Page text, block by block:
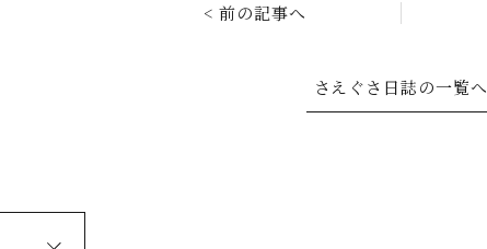
< 前の記事へ
さえぐさ日誌の一覧へ